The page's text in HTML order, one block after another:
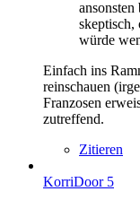
skeptisch,
würde
Einfach ins
reinschauen
Franzosen
zutreffend.
Zitieren
KorriDoor 5